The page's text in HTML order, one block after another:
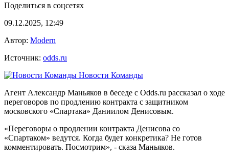
Поделиться в соцсетях
09.12.2025, 12:49
Автор: Modern
Источник: odds.ru
Новости Команды
Агент Александр Маньяков в беседе с Odds.ru рассказал о ходе
переговоров по продлению контракта с защитником
московского «Спартака» Даниилом Денисовым.
«Переговоры о продлении контракта Денисова со
«Спартаком» ведутся. Когда будет конкретика? Не готов
комментировать. Посмотрим», - сказа Маньяков.